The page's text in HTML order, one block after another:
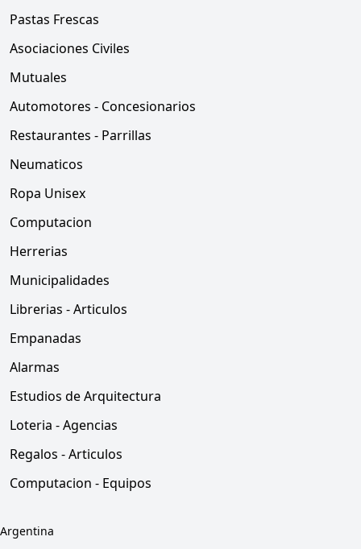
Pastas Frescas
Asociaciones Civiles
Mutuales
Automotores - Concesionarios
Restaurantes - Parrillas
Neumaticos
Ropa Unisex
Computacion
Herrerias
Municipalidades
Librerias - Articulos
Empanadas
Alarmas
Estudios de Arquitectura
Loteria - Agencias
Regalos - Articulos
Computacion - Equipos
Argentina